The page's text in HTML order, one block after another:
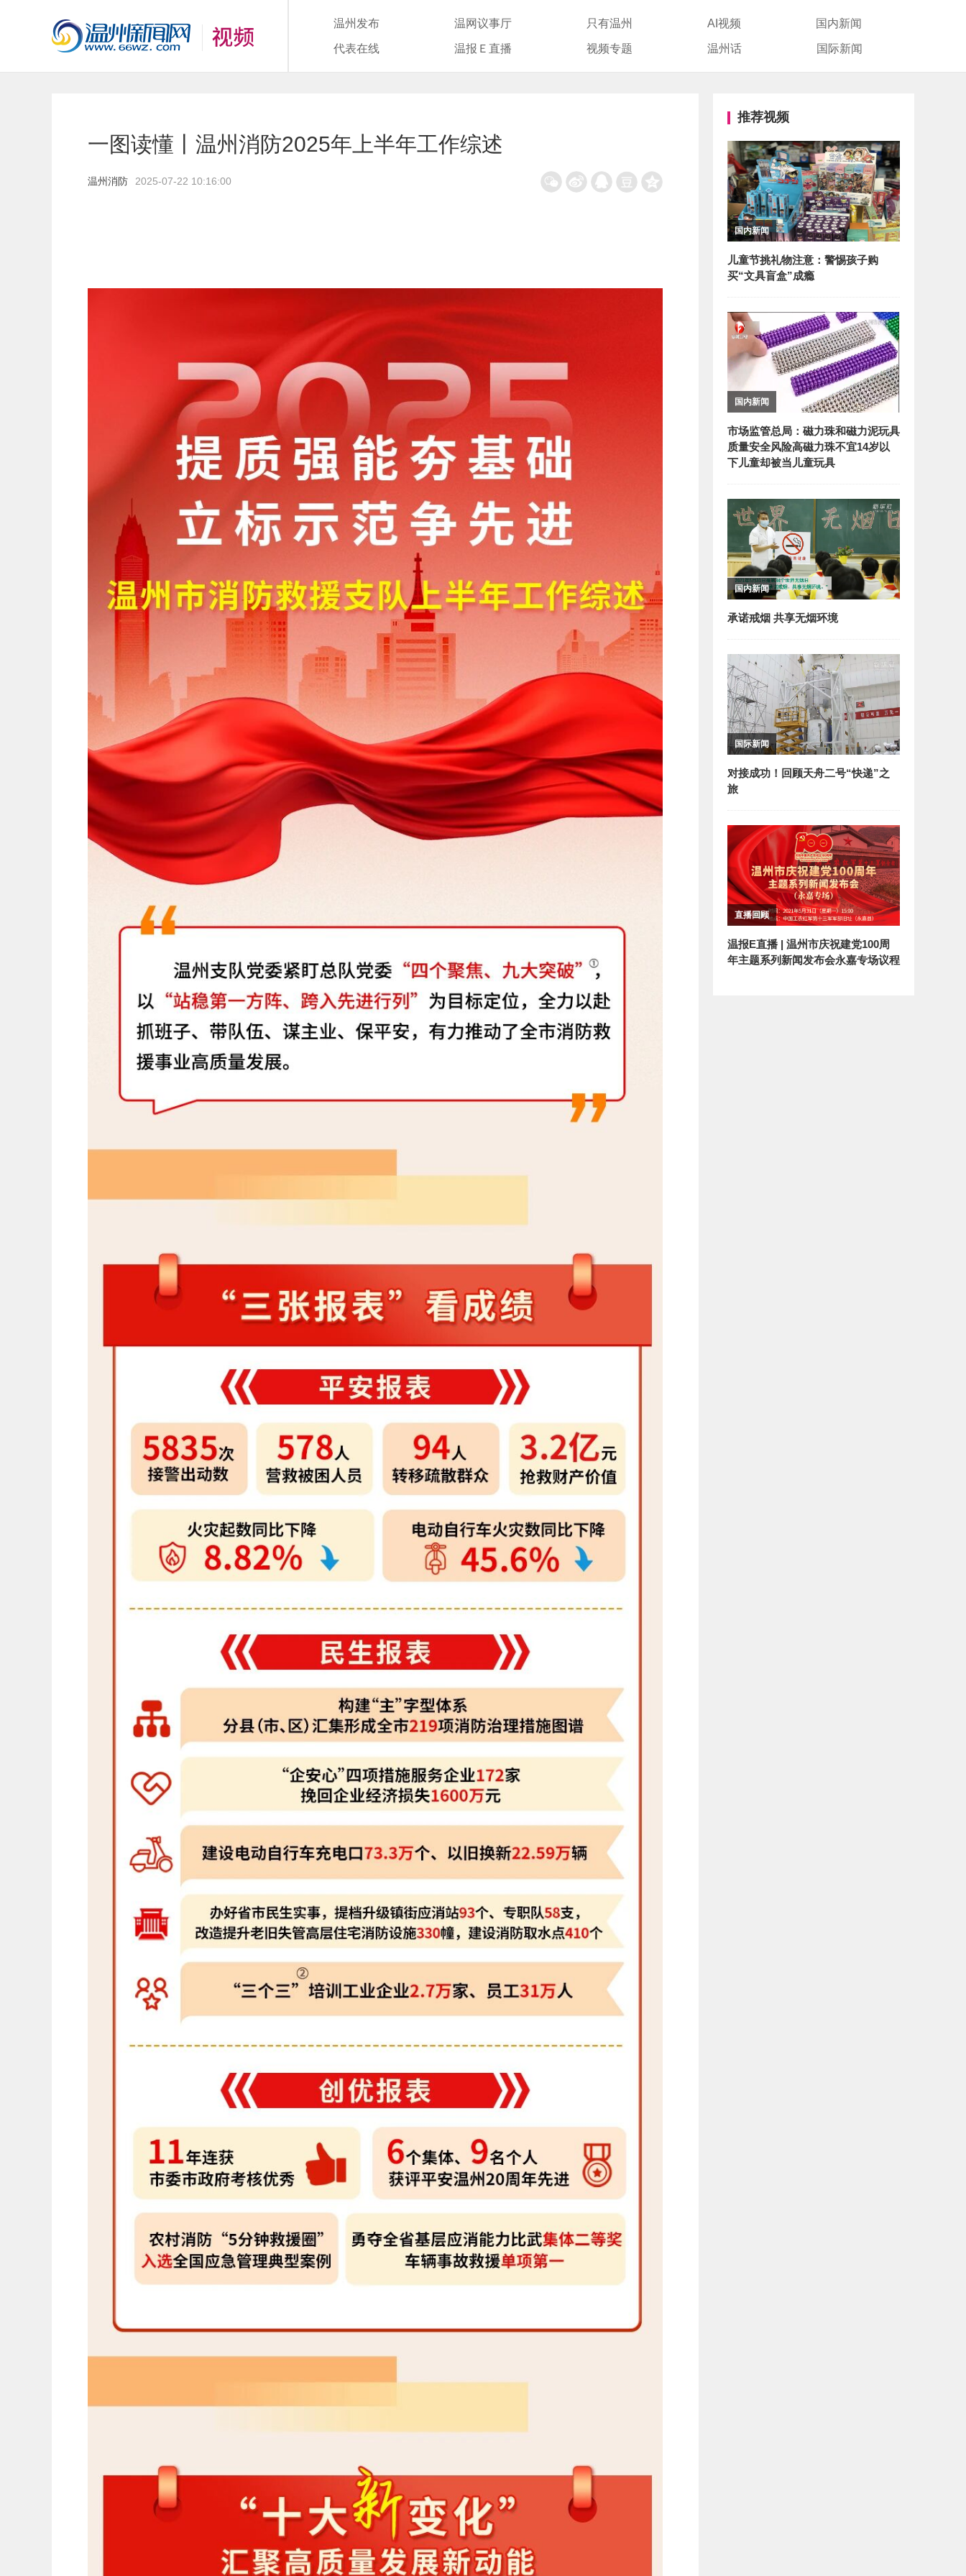
温州发布 温网议事厅 只有温州 AI视频 国内新闻
代表在线 温报Ｅ直播 视频专题 温州话 国际新闻
一图读懂丨温州消防2025年上半年工作综述
温州消防 2025-07-22 10:16:00
推荐视频
国内新闻
儿童节挑礼物注意：警惕孩子购
买“文具盲盒”成瘾
国内新闻
市场监管总局：磁力珠和磁力泥玩具
质量安全风险高磁力珠不宜14岁以
下儿童却被当儿童玩具
国内新闻
承诺戒烟 共享无烟环境
国际新闻
对接成功！回顾天舟二号“快递”之
旅
直播回顾
温报E直播 | 温州市庆祝建党100周
年主题系列新闻发布会永嘉专场议程